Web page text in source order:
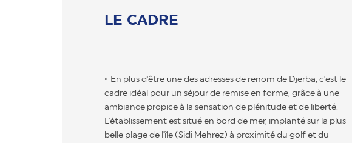
LE CADRE
En plus d'être une des adresses de renom de Djerba, c'est le
cadre idéal pour un séjour de remise en forme, grâce à une
ambiance propice à la sensation de plénitude et de liberté.
L'établissement est situé en bord de mer, implanté sur la plus
belle plage de l'île (Sidi Mehrez) à proximité du golf et du